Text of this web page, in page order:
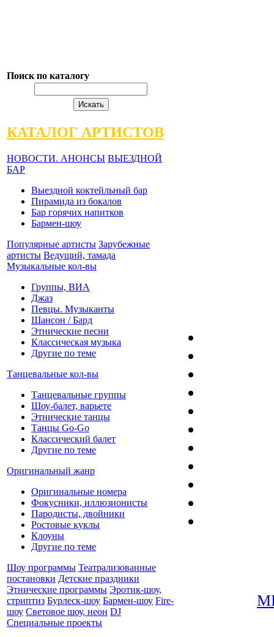
Поиск по каталогу
КАТАЛОГ АРТИСТОВ
НОВОСТИ. АНОНСЫ ВЫЕЗДНОЙ
БАР
Выездной коктейльный бар
Пирамида из бокалов
Бар горячих напитков
Бармен-шоу
Популярные артисты Зарубежные
артисты Ведущий, тамада
Музыкальные кол-вы
Группы, ВИА
Джаз
Певцы. Музыканты
Шансон / Бард
Этнические песни
Классическая музыка
Другие по теме
Танцевальные кол-вы
Танцевальные группы
Шоу-балет, варьете
Этнические танцы
Танцы Go-Go
Классический балет
Другие по теме
Оригинальный жанр
Оригинальные номера
Фокусники, иллюзионисты
Пародисты, двойники
Ростовые куклы
Клоуны
Другие по теме
Шоу программы Театрализованные
постановки Детские праздники
Этнические программы Эротик-шоу,
стриптиз Бурлеск-шоу Бармен-шоу Fire-
шоу Световое шоу, неон DJ
Специальные проекты